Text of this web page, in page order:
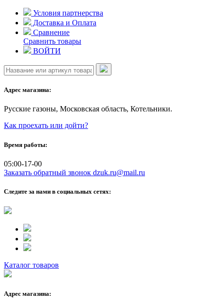
Skip
content
Условия партнерства
Доставка и Оплата
Сравнение
Сравнить товары
ВОЙТИ
Адрес магазина:
Русские газоны, Московская область, Котельники.
Как проехать или дойти?
Время работы:
05:00-17-00
Заказать обратный звонок dzuk.ru@mail.ru
Следите за нами в социальных сетях:
Каталог товаров
Адрес магазина: